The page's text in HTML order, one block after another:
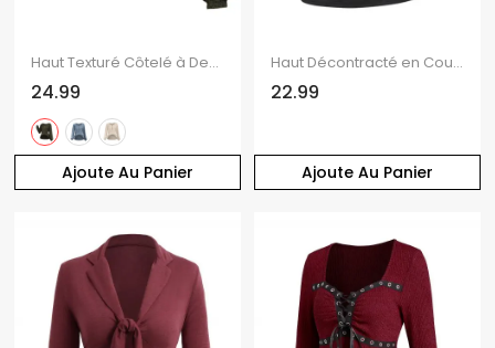
Ajoute Au Panier
Haut Texturé Côtelé à Demi-Bouton Manches Lanternes à Col Bénitier
24.99
Ajoute Au Panier
Haut Décontracté en Couleur Unie à Manches Longues à Col Bénitier à Volants
22.99